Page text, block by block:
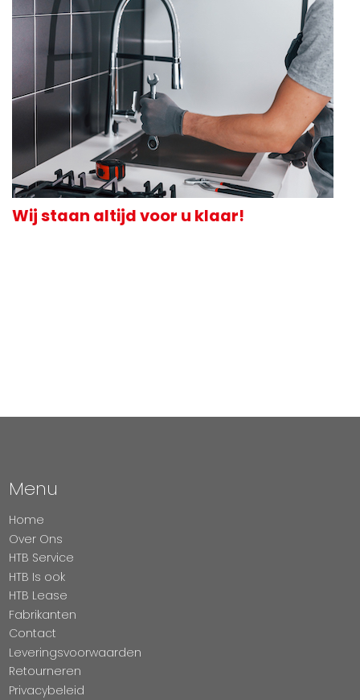
Wij staan altijd voor u klaar!
Menu
Home
Over Ons
HTB Service
HTB Is ook
HTB Lease
Fabrikanten
Contact
Leveringsvoorwaarden
Retourneren
Privacybeleid